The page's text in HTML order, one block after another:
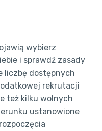
wybierz
i sprawdź zasady
liczbę dostępnych
rekrutacji
też kilku wolnych
ustanowione